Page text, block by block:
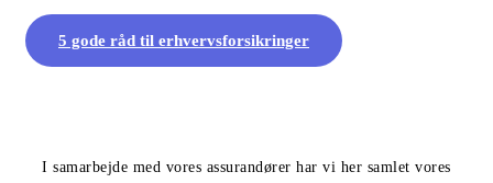
5 gode råd til erhvervsforsikringer
I samarbejde med vores assurandører har vi her samlet vores